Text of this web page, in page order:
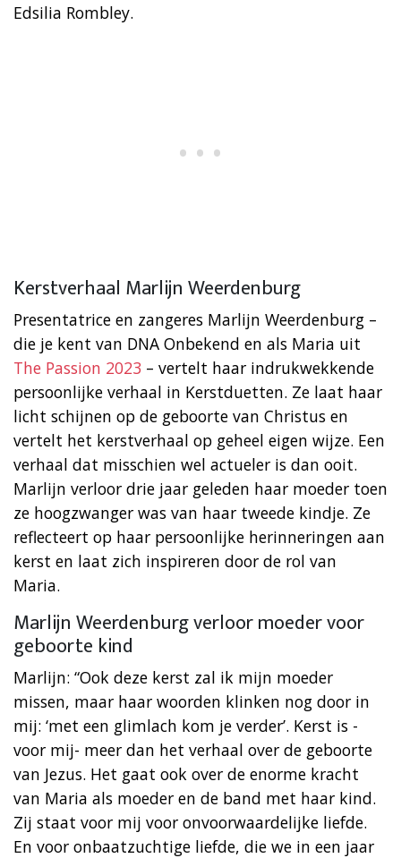
Edsilia Rombley.
Kerstverhaal Marlijn Weerdenburg
Presentatrice en zangeres Marlijn Weerdenburg –
die je kent van DNA Onbekend en als Maria uit
The Passion 2023 – vertelt haar indrukwekkende
persoonlijke verhaal in Kerstduetten. Ze laat haar
licht schijnen op de geboorte van Christus en
vertelt het kerstverhaal op geheel eigen wijze. Een
verhaal dat misschien wel actueler is dan ooit.
Marlijn verloor drie jaar geleden haar moeder toen
ze hoogzwanger was van haar tweede kindje. Ze
reflecteert op haar persoonlijke herinneringen aan
kerst en laat zich inspireren door de rol van
Maria.
Marlijn Weerdenburg verloor moeder voor
geboorte kind
Marlijn: “Ook deze kerst zal ik mijn moeder
missen, maar haar woorden klinken nog door in
mij: ‘met een glimlach kom je verder’. Kerst is -
voor mij- meer dan het verhaal over de geboorte
van Jezus. Het gaat ook over de enorme kracht
van Maria als moeder en de band met haar kind.
Zij staat voor mij voor onvoorwaardelijke liefde.
En voor onbaatzuchtige liefde, die we in een jaar